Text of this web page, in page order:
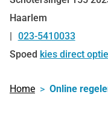
Haarlem
Tel:
023-5410033
Spoed kies direct
Home Online